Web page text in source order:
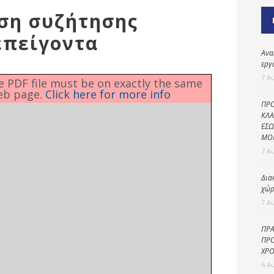
συζήτησης
file must be on exactly the same
page. Click here for more info
7
7
7
6